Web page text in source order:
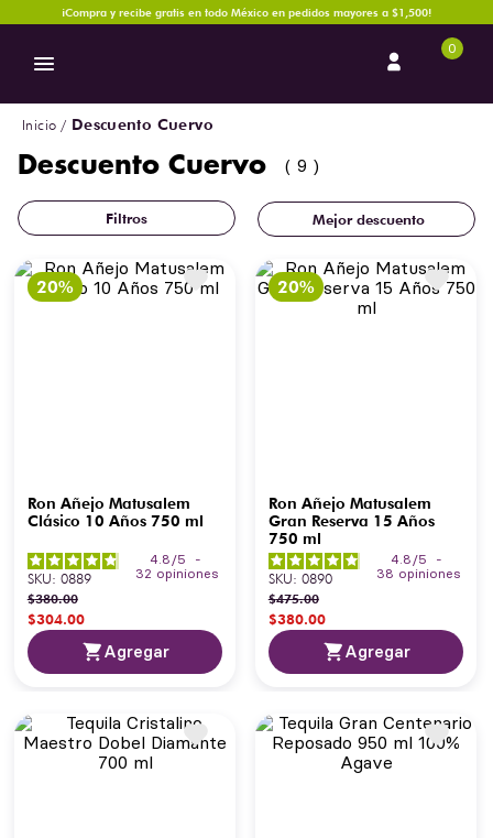
¡Compra y recibe gratis en todo México en pedidos mayores a $1,500!
0
Descuento Cuervo
Descuento Cuervo 9
Mejor descuento
Ron Añejo Matusalem
Clásico 10 Años 750 ml
4.8 /5
-
32 opiniones
SKU: 0889
$380.00
$304.00
Agregar
Ron Añejo Matusalem
Gran Reserva 15 Años
750 ml
4.8 /5
-
38 opiniones
SKU: 0890
$475.00
$380.00
Agregar